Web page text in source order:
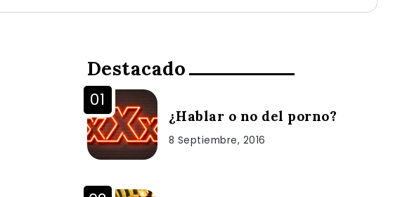
Destacado
¿Hablar o no del porno?
8 Septiembre, 2016